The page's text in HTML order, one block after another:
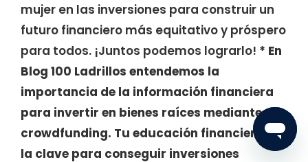
mujer en las inversiones para construir un
futuro financiero más equitativo y próspero
para todos. ¡Juntos podemos lograrlo! * En
Blog 100 Ladrillos entendemos la
importancia de la información financiera
para invertir en bienes raíces mediante
crowdfunding. Tu educación financiera es
la clave para conseguir inversiones